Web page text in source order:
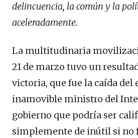
delincuencia, la común y la
aceleradamente.
La multitudinaria
21 de marzo tuvo un
victoria, que fue la caída del
inamovible ministro del
gobierno que podría ser
simplemente de inútil si no